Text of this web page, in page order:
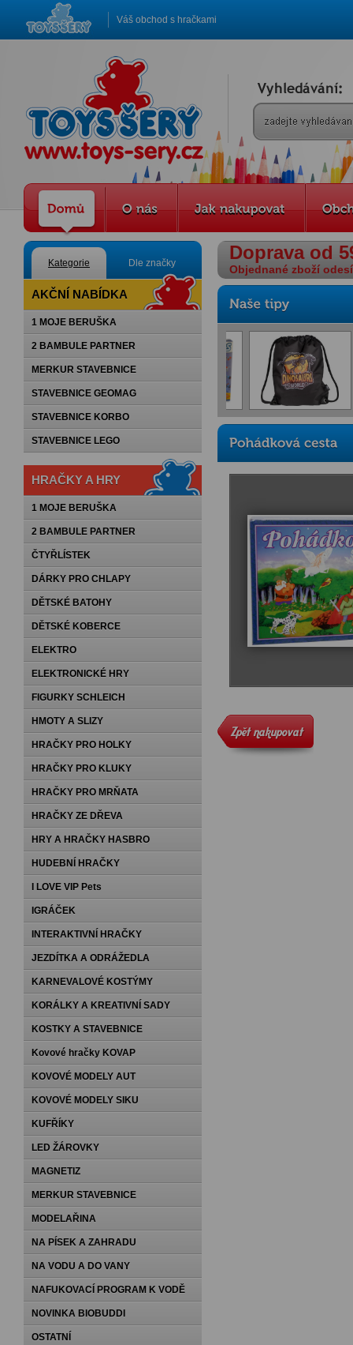
Váš obchod s hračkami
Kategorie Dle značky
AKČNÍ NABÍDKA
1 MOJE BERUŠKA
2 BAMBULE PARTNER
MERKUR STAVEBNICE
STAVEBNICE GEOMAG
STAVEBNICE KORBO
STAVEBNICE LEGO
HRAČKY A HRY
1 MOJE BERUŠKA
2 BAMBULE PARTNER
ČTYŘLÍSTEK
DÁRKY PRO CHLAPY
DĚTSKÉ BATOHY
DĚTSKÉ KOBERCE
ELEKTRO
ELEKTRONICKÉ HRY
FIGURKY SCHLEICH
HMOTY A SLIZY
HRAČKY PRO HOLKY
HRAČKY PRO KLUKY
HRAČKY PRO MRŇATA
HRAČKY ZE DŘEVA
HRY A HRAČKY HASBRO
HUDEBNÍ HRAČKY
I LOVE VIP Pets
IGRÁČEK
INTERAKTIVNÍ HRAČKY
JEZDÍTKA A ODRÁŽEDLA
KARNEVALOVÉ KOSTÝMY
KORÁLKY A KREATIVNÍ SADY
KOSTKY A STAVEBNICE
Kovové hračky KOVAP
KOVOVÉ MODELY AUT
KOVOVÉ MODELY SIKU
KUFŘÍKY
LED ŽÁROVKY
MAGNETIZ
MERKUR STAVEBNICE
MODELAŘINA
NA PÍSEK A ZAHRADU
NA VODU A DO VANY
NAFUKOVACÍ PROGRAM K VODĚ
NOVINKA BIOBUDDI
OSTATNÍ
Doprava od
Objednané zboží